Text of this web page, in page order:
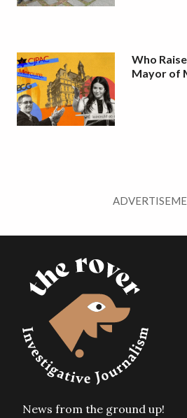
Who
Mayor of
News from the ground up!